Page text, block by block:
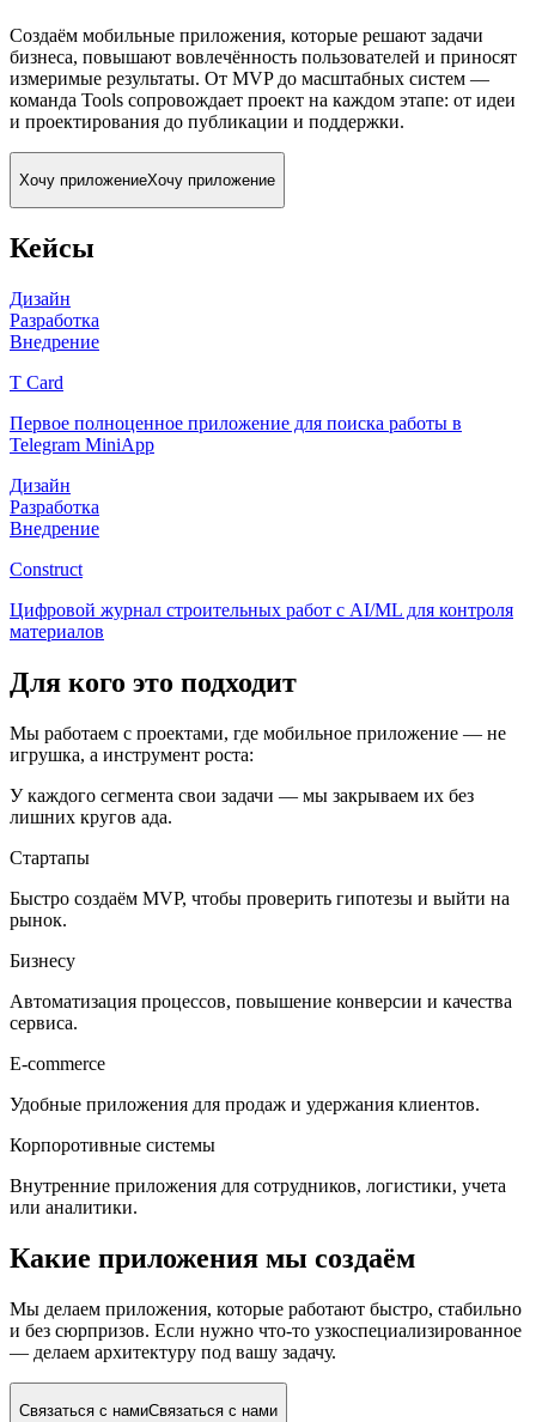
Создаём мобильные приложения, которые решают задачи
бизнеса, повышают вовлечённость пользователей и приносят
измеримые результаты. От MVP до масштабных систем —
команда Tools сопровождает проект на каждом этапе: от идеи
и проектирования до публикации и поддержки.
Хочу приложениеХочу приложение
Кейсы
Дизайн
Разработка
Внедрение
T Card
Первое полноценное приложение для поиска работы в
Telegram MiniApp
Дизайн
Разработка
Внедрение
Construct
Цифровой журнал строительных работ с AI/ML для контроля
материалов
Для кого это подходит
Мы работаем с проектами, где мобильное приложение — не
игрушка, а инструмент роста:
У каждого сегмента свои задачи — мы закрываем их без
лишних кругов ада.
Стартапы
Быстро создаём MVP, чтобы проверить гипотезы и выйти на
рынок.
Бизнесу
Автоматизация процессов, повышение конверсии и качества
сервиса.
E-commerce
Удобные приложения для продаж и удержания клиентов.
Корпоротивные системы
Внутренние приложения для сотрудников, логистики, учета
или аналитики.
Какие приложения мы создаём
Мы делаем приложения, которые работают быстро, стабильно
и без сюрпризов. Если нужно что-то узкоспециализированное
— делаем архитектуру под вашу задачу.
Связаться с намиСвязаться с нами